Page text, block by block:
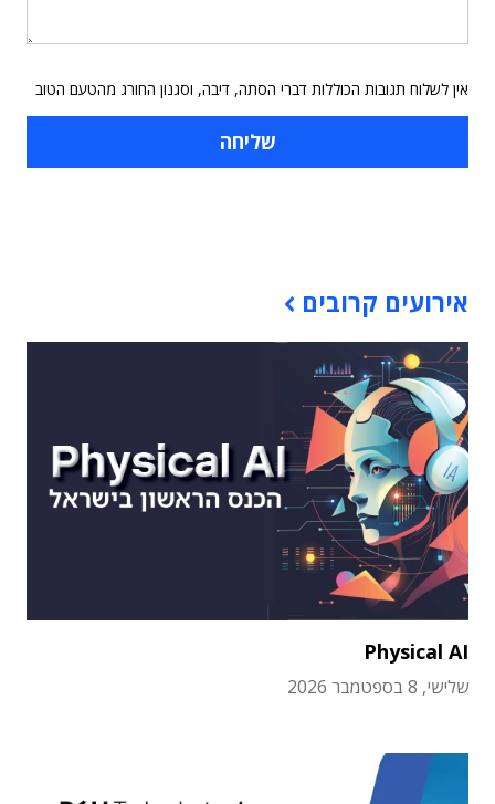
אין לשלוח תגובות הכוללות דברי הסתה, דיבה, וסגנון החורג מהטעם הטוב
אירועים קרובים
Physical AI
שלישי, 8 בספטמבר 2026